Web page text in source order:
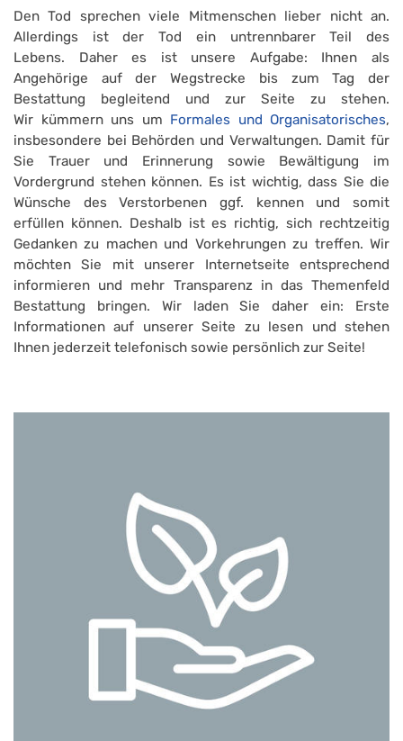
Den Tod sprechen viele Mitmenschen lieber nicht an.
Allerdings ist der Tod ein untrennbarer Teil des
Lebens. Daher es ist unsere Aufgabe: Ihnen als
Angehörige auf der Wegstrecke bis zum Tag der
Bestattung begleitend und zur Seite zu stehen.
Wir kümmern uns um Formales und Organisatorisches,
insbesondere bei Behörden und Verwaltungen. Damit für
Sie Trauer und Erinnerung sowie Bewältigung im
Vordergrund stehen können. Es ist wichtig, dass Sie die
Wünsche des Verstorbenen ggf. kennen und somit
erfüllen können. Deshalb ist es richtig, sich rechtzeitig
Gedanken zu machen und Vorkehrungen zu treffen. Wir
möchten Sie mit unserer Internetseite entsprechend
informieren und mehr Transparenz in das Themenfeld
Bestattung bringen. Wir laden Sie daher ein: Erste
Informationen auf unserer Seite zu lesen und stehen
Ihnen jederzeit telefonisch sowie persönlich zur Seite!